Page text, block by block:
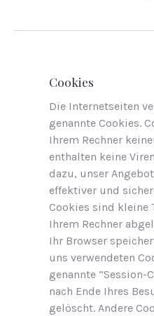
Cookies
Die Internetseiten
genannte Cookies.
Ihrem Rechner
enthalten keine
dazu, unser
effektiver und
Cookies sind kleine
Ihrem Rechner
Ihr Browser
uns verwendeten
genannte “Session-
nach Ende Ihres
gelöscht. Andere